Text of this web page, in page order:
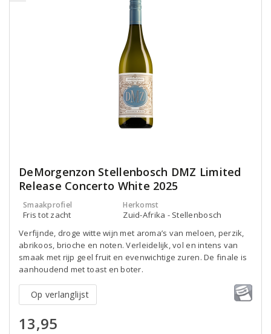
DeMorgenzon Stellenbosch DMZ Limited
Release Concerto White 2025
Smaakprofiel
Fris tot zacht
Herkomst
Zuid-Afrika - Stellenbosch
Verfijnde, droge witte wijn met aroma’s van meloen, perzik,
abrikoos, brioche en noten. Verleidelijk, vol en intens van
smaak met rijp geel fruit en evenwichtige zuren. De finale is
aanhoudend met toast en boter.
Op verlanglijst
13,95